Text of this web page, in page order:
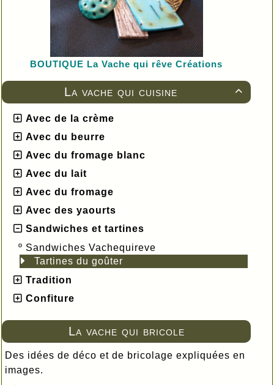
BOUTIQUE La Vache qui rêve Créations

La vache qui cuisine
Avec de la crème
Avec du beurre
Avec du fromage blanc
Avec du lait
Avec du fromage
Avec des yaourts
Sandwiches et tartines
º Sandwiches Vachequireve
Tartines du goûter
Tradition
Confiture
La vache qui bricole
Des idées de déco et de bricolage expliquées en
images.